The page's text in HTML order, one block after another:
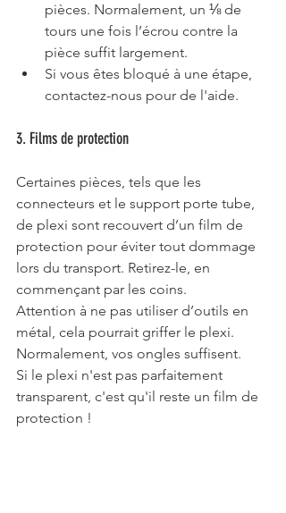
pièces. Normalement, un ⅛ de
tours une fois l’écrou contre la
pièce suffit largement.
Si vous êtes bloqué à une étape,
contactez-nous pour de l'aide.
3. Films de protection
Certaines pièces, tels que les
connecteurs et le support porte tube,
de plexi sont recouvert d’un film de
protection pour éviter tout dommage
lors du transport. Retirez-le, en
commençant par les coins.
Attention à ne pas utiliser d’outils en
métal, cela pourrait griffer le plexi.
Normalement, vos ongles suffisent.
Si le plexi n'est pas parfaitement
transparent, c'est qu'il reste un film de
protection !